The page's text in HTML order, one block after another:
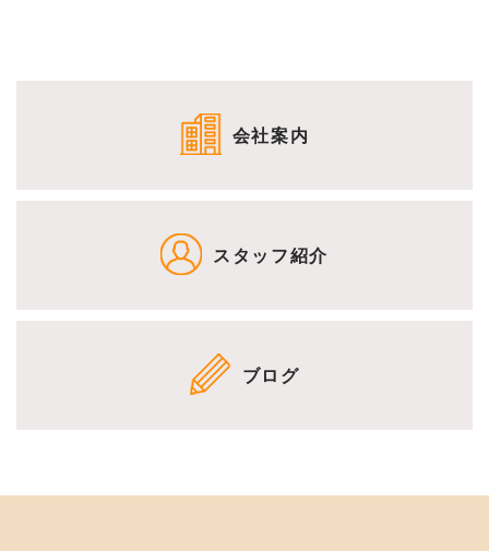
会社案内
スタッフ紹介
ブログ